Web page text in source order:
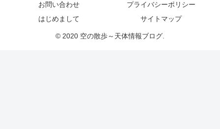
お問い合わせ
プライバシーポリシー
はじめまして
サイトマップ
© 2020 空の散歩～天体情報ブログ.